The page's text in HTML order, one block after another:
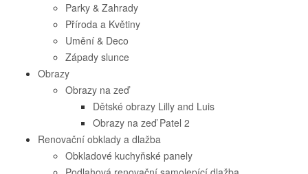
Parky & Zahrady
Příroda a Květiny
Umění & Deco
Západy slunce
Obrazy
Obrazy na zeď
Dětské obrazy Lilly and Luis
Obrazy na zeď Patel 2
Renovační obklady a dlažba
Obkladové kuchyňské panely